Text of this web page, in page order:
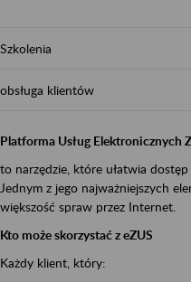
Szkolenia
obsługa klientów
Platforma Usług Elektronicznych
to narzędzie, które ułatwia dostęp
Jednym z jego najważniejszych
większość spraw przez Internet.
Kto może skorzystać z eZUS
Każdy klient, który: